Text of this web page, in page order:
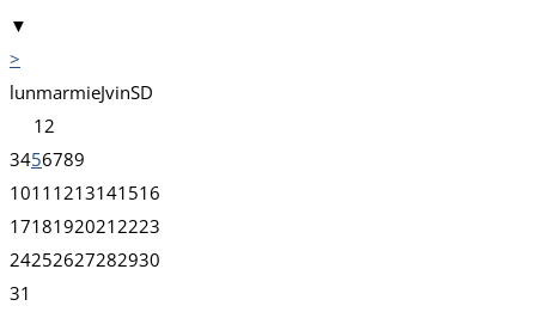
▼
>
lunmarmieJvinSD
1 2
3456789
1011 1213141516
1718192021 2223
24252627282930
31